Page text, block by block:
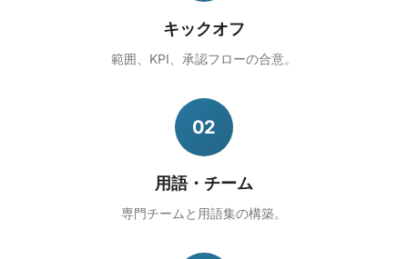
キックオフ
範囲、KPI、承認フローの合意。
02
用語・チーム
専門チームと用語集の構築。